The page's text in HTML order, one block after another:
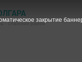
- Спасский район
закрытие